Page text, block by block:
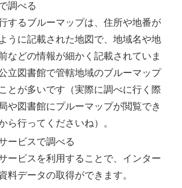
調べる
するブルーマップは、住所や地番が
うに記載された地図で、地域名や地
などの情報が細かく記載されていま
立図書館で管轄地域のブルーマップ
とが多いです（実際に調べに行く際
や図書館にプルーマップが閲覧でき
ら行ってくださいね）。
ービスで調べる
ービスを利用することで、インター
料データの取得ができます。